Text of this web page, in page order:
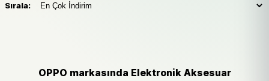
Sırala:
OPPO markasında Elektronik Aksesuar